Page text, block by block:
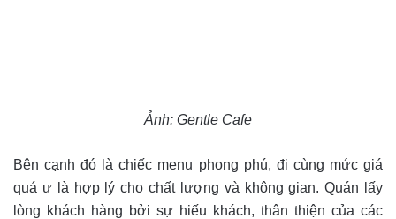
Ảnh: Gentle Cafe
Bên cạnh đó là chiếc menu phong phú, đi cùng mức giá
quá ư là hợp lý cho chất lượng và không gian. Quán lấy
lòng khách hàng bởi sự hiếu khách, thân thiện của các